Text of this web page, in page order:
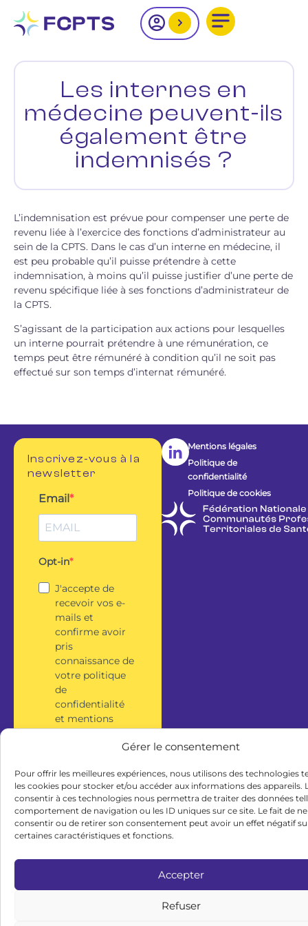
Gérer le consentement
Pour offrir les meilleures expériences, nous utilisons des technologies
les cookies pour stocker et/ou accéder aux informations des appareils.
consentir à ces technologies nous permettra de traiter des données
comportement de navigation ou les ID uniques sur ce site. Le fait de
consentir ou de retirer son consentement peut avoir un effet négatif
certaines caractéristiques et fonctions.
Accepter
Refuser
Les internes en
médecine peuvent-ils
également être
indemnisés ?
L’indemnisation est prévue pour compenser une perte de
revenu liée à l’exercice des fonctions d’administrateur au
sein de la CPTS. Dans le cas d’un interne en médecine, il
est peu probable qu’il puisse prétendre à cette
indemnisation, à moins qu’il puisse justifier d’une perte de
revenu spécifique liée à ses fonctions d’administrateur de
la CPTS.
S’agissant de la participation aux actions pour lesquelles
un interne pourrait prétendre à une rémunération, ce
temps peut être rémunéré à condition qu’il ne soit pas
effectué sur son temps d’internat rémunéré.
Mentions légales
Politique de
confidentialité
Politique de cookies
Inscrivez-vous à la
newsletter
Email
Opt-in
J'accepte de
recevoir vos e-
mails et
confirme avoir
pris
connaissance de
votre politique
de
confidentialité
et mentions
légales.
S'inscrire